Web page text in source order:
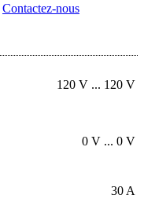
Contactez‑nous
120 V ... 120 V
0 V ... 0 V
30 A